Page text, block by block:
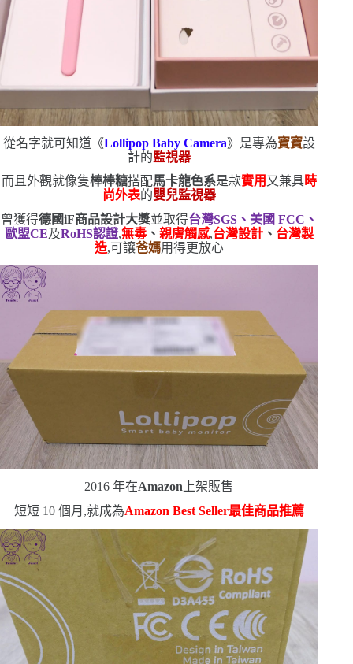
從名字就可知道《Lollipop Baby Camera》是專為寶寶設
計的監視器
而且外觀就像隻棒棒糖搭配馬卡龍色系是款實用 又兼具時
尚外表的嬰兒監視器
曾獲得德國iF商品設計大獎並取得台灣SGS、美國 FCC 、
歐盟CE及RoHS認證,無毒、 親膚觸感,台灣設計、 台灣製
造,可讓爸媽用得更放心
2016年在Amazon 上架販售
短短 10 個月,就成為Amazon Best Seller最佳商品推薦